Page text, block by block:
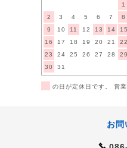
1
2
3 4 5 6 7
8
9
10 11 12 13 14
15
16
17 18 19 20 21
22
23
24 25 26 27 28
29
30
31
の日が定休日です。 営
お問